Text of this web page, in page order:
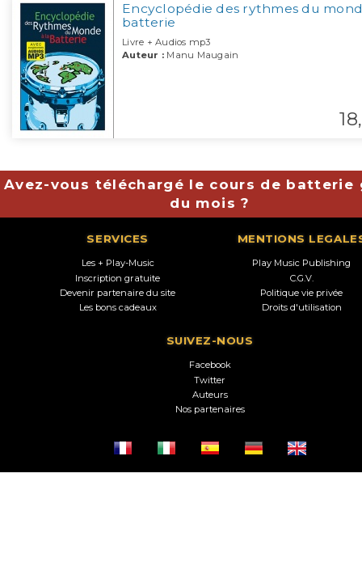
Encyclopédie des rythmes du
batterie
Livre + Audios mp3
Auteur : Manu Maugain
18,
Avez-vous téléchargé le cours de batterie
du mois ?
SERVICES
Les + Play-Music
Inscription gratuite
Devenir partenaire du site
Les bons cadeaux
MENTIONS
Play Music Publishing
C.G.V.
Politique vie privée
Droits d'utilisation
SUIVEZ-NOUS
Facebook
Twitter
Auteurs
Nos partenaires